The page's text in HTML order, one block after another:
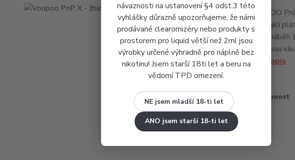
návaznosti na ustanovení §4 odst.3 této
vyhlášky důrazně upozorňujeme, že námi
prodávané clearomizéry nebo produkty s
prostorem pro liquid větší než 2ml jsou
výrobky určené výhradně pro náplně bez
nikotinu! Jsem starší 18ti let a beru na
vědomí TPD omezení.
NE jsem mladší 18-ti let
ANO jsem starší 18-ti let
VOOPOO
využívající
rychlý náběh
chuti. Jsou
celý popis
Dostupnost